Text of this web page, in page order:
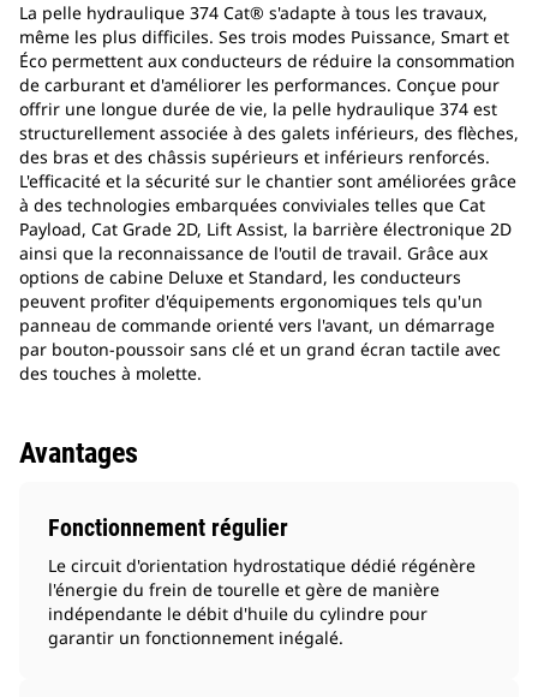
La pelle hydraulique 374 Cat® s'adapte à tous les travaux,
même les plus difficiles. Ses trois modes Puissance, Smart et
Éco permettent aux conducteurs de réduire la consommation
de carburant et d'améliorer les performances. Conçue pour
offrir une longue durée de vie, la pelle hydraulique 374 est
structurellement associée à des galets inférieurs, des flèches,
des bras et des châssis supérieurs et inférieurs renforcés.
L'efficacité et la sécurité sur le chantier sont améliorées grâce
à des technologies embarquées conviviales telles que Cat
Payload, Cat Grade 2D, Lift Assist, la barrière électronique 2D
ainsi que la reconnaissance de l'outil de travail. Grâce aux
options de cabine Deluxe et Standard, les conducteurs
peuvent profiter d'équipements ergonomiques tels qu'un
panneau de commande orienté vers l'avant, un démarrage
par bouton-poussoir sans clé et un grand écran tactile avec
des touches à molette.
Avantages
Fonctionnement régulier
Le circuit d'orientation hydrostatique dédié régénère
l'énergie du frein de tourelle et gère de manière
indépendante le débit d'huile du cylindre pour
garantir un fonctionnement inégalé.